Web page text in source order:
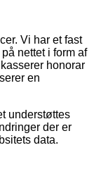
Vi har et fast
nettet i form af
honorar
en
understøttes
der er
data.